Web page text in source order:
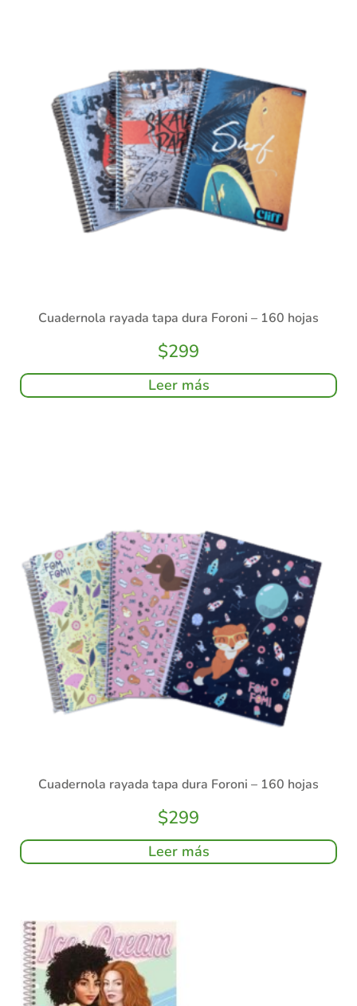
Cuadernola rayada tapa dura Foroni – 160 hojas
$299
Leer más
Cuadernola rayada tapa dura Foroni – 160 hojas
$299
Leer más